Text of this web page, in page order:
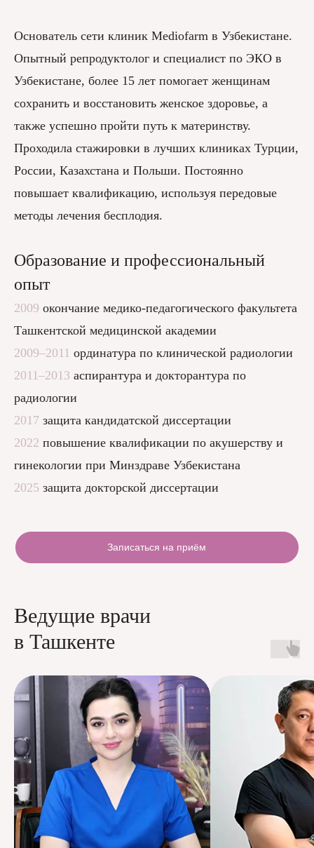
Основатель сети клиник Mediofarm в Узбекистане.
Опытный репродуктолог и специалист по ЭКО в
Узбекистане, более 15 лет помогает женщинам
сохранить и восстановить женское здоровье, а
также успешно пройти путь к материнству.
Проходила стажировки в лучших клиниках Турции,
России, Казахстана и Польши. Постоянно
повышает квалификацию, используя передовые
методы лечения бесплодия.
Образование и профессиональный
опыт
2009 окончание медико-педагогического факультета
Ташкентской медицинской академии
2009–2011 ординатура по клинической радиологии
2011–2013 аспирантура и докторантура по
радиологии
2017 защита кандидатской диссертации
2022 повышение квалификации по акушерству и
гинекологии при Минздраве Узбекистана
2025 защита докторской диссертации
Записаться на приём
Ведущие врачи
в Ташкенте